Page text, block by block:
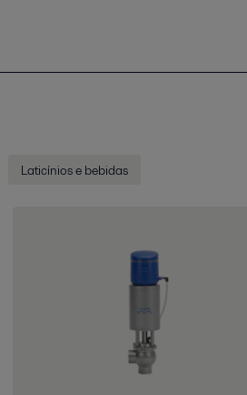
Laticínios e bebidas